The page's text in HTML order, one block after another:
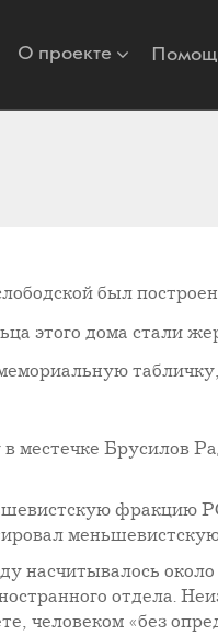
О проекте
был построен
этого дома стали
в местечке Брусилов
фракцию
меньшевистскую
насчитывалось
отдела.
человеком «без